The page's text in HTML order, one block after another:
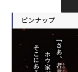
ピンナップ